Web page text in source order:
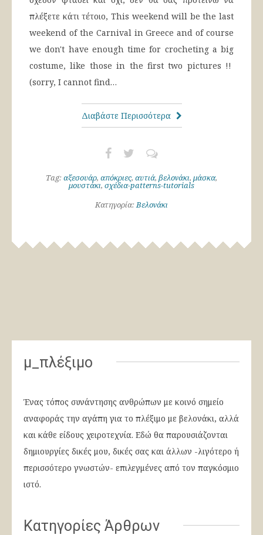
πλέξετε κάτι τέτοιο, This weekend will be the last
weekend of the Carnival in Greece and of course
we don't have enough time for crocheting a big
costume, like those in the first two pictures !!
(sorry, I cannot find…
Διαβάστε Περισσότερα
Tag: αξεσουάρ, απόκριες, αυτιά, βελονάκι, μάσκα,
μουστάκι, σχέδια-patterns-tutorials
Κατηγορία:Βελονάκι
μ_πλέξιμο
Ένας τόπος συνάντησης ανθρώπων με κοινό σημείο
αναφοράς την αγάπη για το πλέξιμο με βελονάκι, αλλά
και κάθε είδους χειροτεχνία. Εδώ θα παρουσιάζονται
δημιουργίες δικές μου, δικές σας και άλλων -λιγότερο ή
περισσότερο γνωστών- επιλεγμένες από τον παγκόσμιο
ιστό.
Κατηγορίες Άρθρων